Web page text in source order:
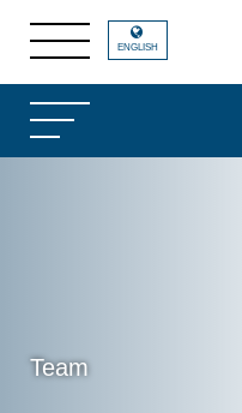
Team
ENGLISH